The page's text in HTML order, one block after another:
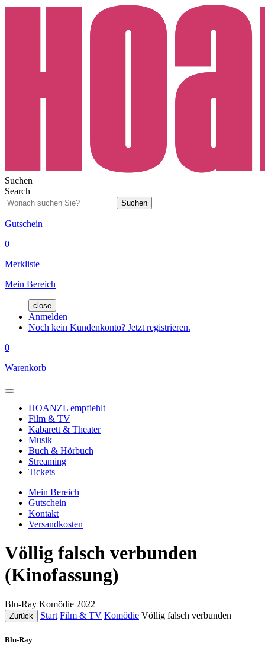
Suchen
Search
Suchen
Gutschein
0
Merkliste
Mein Bereich
close
Anmelden
Noch kein Kundenkonto? Jetzt registrieren.
0
Warenkorb
HOANZL empfiehlt
Film & TV
Kabarett & Theater
Musik
Buch & Hörbuch
Streaming
Tickets
Mein Bereich
Gutschein
Kontakt
Versandkosten
Völlig falsch verbunden
(Kinofassung)
Blu-Ray Komödie 2022
Zurück Start Film & TV Komödie Völlig falsch verbunden
Blu-Ray